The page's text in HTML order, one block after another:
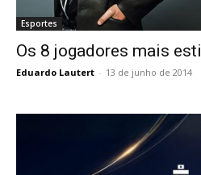
Esportes
Os 8 jogadores mais
Eduardo Lautert - 13 de junho de 2014